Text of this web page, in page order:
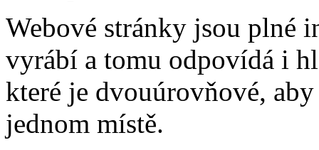
Webové stránky jsou plné
vyrábí a tomu odpovídá i
které je dvouúrovňové,
jednom místě.